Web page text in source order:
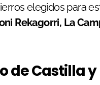
elegidos para
Rekagorri, La
de Castilla y